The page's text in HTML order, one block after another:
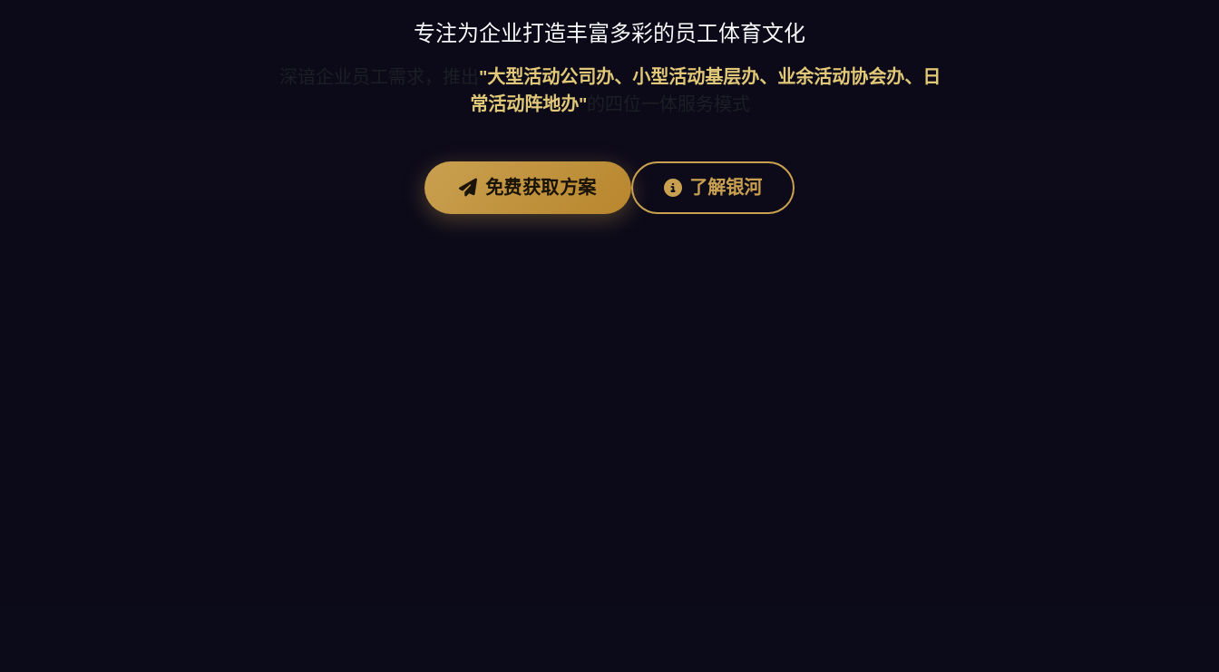
专注为企业打造丰富多彩的员工体育文化
"大型活动公司办、小型活动基层办、业余活动协会办、日
常活动阵地办"
免费获取方案 了解银河